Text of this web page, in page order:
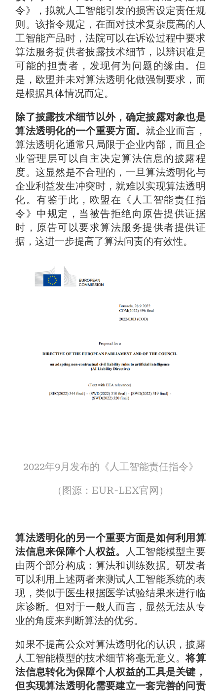
令》，拟就人工智能引发的损害设定责任规
则。该指令规定，在面对技术复杂度高的人
工智能产品时，法院可以在诉讼过程中要求
算法服务提供者披露技术细节，以辨识谁是
可能的担责者，发现何为问题的缘由。但
是，欧盟并未对算法透明化做强制要求，而
是根据具体情况而定。
除了披露技术细节以外，确定披露对象也是
算法透明化的一个重要方面。 就企业而言，
算法透明化通常只局限于企业内部，而且企
业管理层可以自主决定算法信息的披露程
度。这显然是不合理的，一旦算法透明化与
企业利益发生冲突时，就难以实现算法透明
化。有鉴于此，欧盟在《人工智能责任指
令》中规定，当被告拒绝向原告提供证据
时，原告可以要求算法服务提供者提供证
据，这进一步提高了算法问责的有效性。
2022年9月发布的《人工智能责任指令》
（图源：EUR-LEX官网）
算法透明化的另一个重要方面是如何利用算
法信息来保障个人权益。
人工智能模型主要
由两个部分构成：算法和训练数据。研发者
可以利用上述两者来测试人工智能系统的表
现，类似于医生根据医学试验结果来进行临
床诊断。但对于一般人而言，显然无法从专
业的角度来判断算法的优劣。
如果不提高公众对算法透明化的认识，披露
人工智能模型的技术细节将毫无意义。将算
法信息转化为保障个人权益的工具是关键，
但实现算法透明化需要建立一套完善的问责